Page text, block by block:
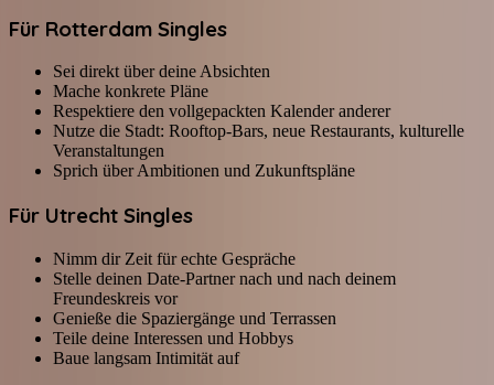
Für Rotterdam Singles
Sei direkt über deine Absichten
Mache konkrete Pläne
Respektiere den vollgepackten Kalender anderer
Nutze die Stadt: Rooftop-Bars, neue Restaurants, kulturelle
Veranstaltungen
Sprich über Ambitionen und Zukunftspläne
Für Utrecht Singles
Nimm dir Zeit für echte Gespräche
Stelle deinen Date-Partner nach und nach deinem
Freundeskreis vor
Genieße die Spaziergänge und Terrassen
Teile deine Interessen und Hobbys
Baue langsam Intimität auf